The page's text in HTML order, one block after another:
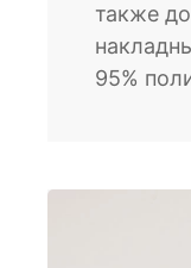
Туники
также
95%